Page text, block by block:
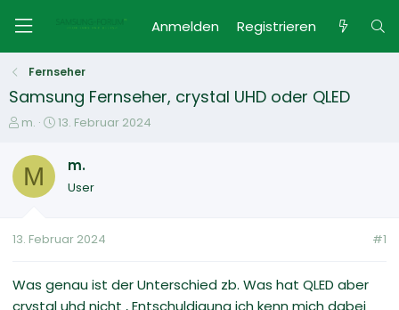
Anmelden Registrieren
Fernseher
Samsung Fernseher, crystal UHD oder QLED
E
s
e
e
m.
E
t
m
13. Februar 2024
M m.
User
13. Februar 2024 #1
Was genau ist der Unterschied zb. Was hat QLED aber
crystal uhd nicht , Entschuldigung ich kenn mich dabei